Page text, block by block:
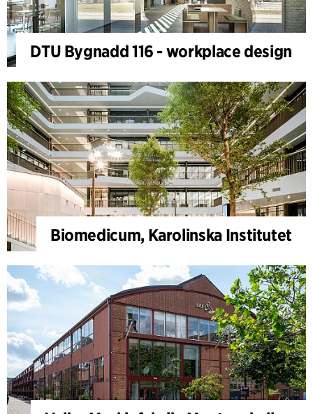
DTU Bygnadd 116 - workplace design
Biomedicum, Karolinska Institutet